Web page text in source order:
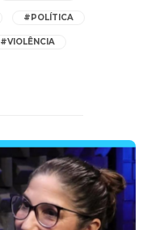
#POLÍTICA
#VIOLÊNCIA